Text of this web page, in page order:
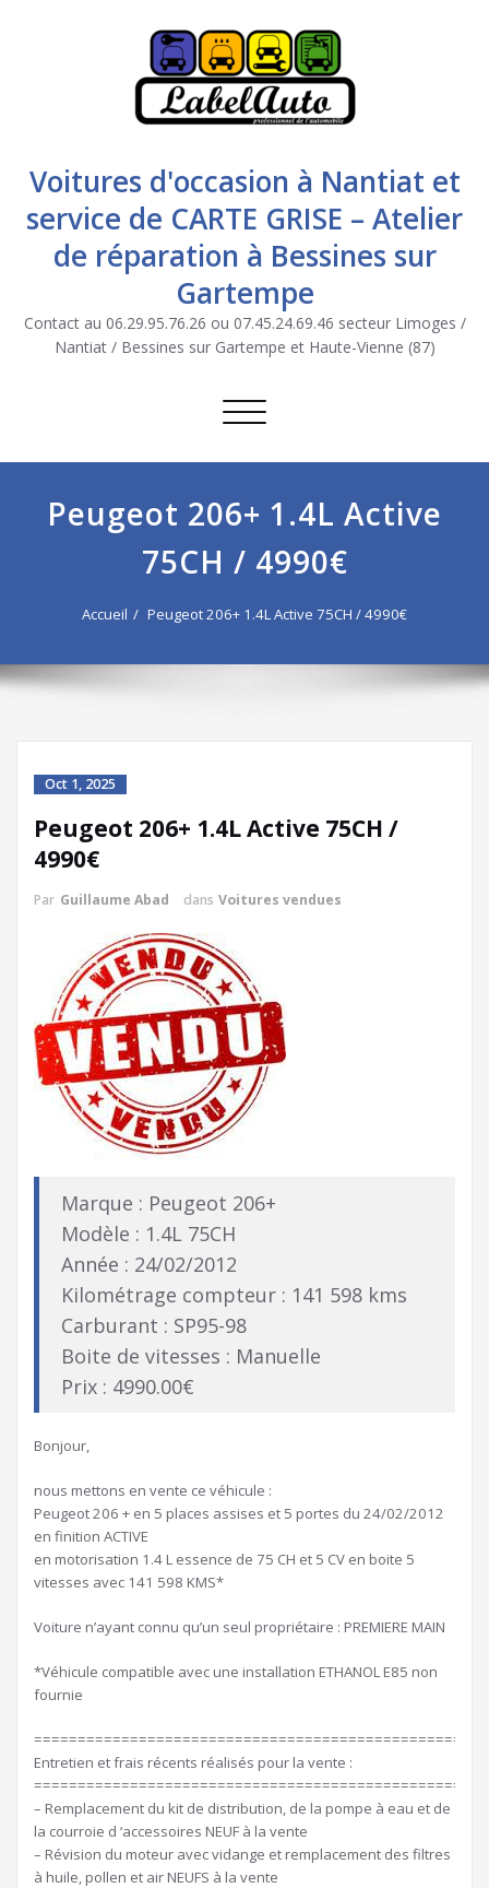
Voitures d'occasion à Nantiat et
service de CARTE GRISE – Atelier
de réparation à Bessines sur
Gartempe
Contact au 06.29.95.76.26 ou 07.45.24.69.46 secteur Limoges /
Nantiat / Bessines sur Gartempe et Haute-Vienne (87)
Afficher/masquer la navigation
Peugeot 206+ 1.4L Active
75CH / 4990€
Accueil Peugeot 206+ 1.4L Active 75CH / 4990€
Oct 1, 2025
Peugeot 206+ 1.4L Active 75CH /
4990€
Par Guillaume Abad dans Voitures vendues
Marque : Peugeot 206+
Modèle : 1.4L 75CH
Année : 24/02/2012
Kilométrage compteur : 141 598 kms
Carburant : SP95-98
Boite de vitesses : Manuelle
Prix : 4990.00€
Bonjour,
nous mettons en vente ce véhicule :
Peugeot 206 + en 5 places assises et 5 portes du 24/02/2012
en finition ACTIVE
en motorisation 1.4 L essence de 75 CH et 5 CV en boite 5
vitesses avec 141 598 KMS*
Voiture n’ayant connu qu’un seul propriétaire : PREMIERE MAIN
*Véhicule compatible avec une installation ETHANOL E85 non
fournie
Entretien et frais récents réalisés pour la vente :
– Remplacement du kit de distribution, de la pompe à eau et de
la courroie d ‘accessoires NEUF à la vente
– Révision du moteur avec vidange et remplacement des filtres
à huile, pollen et air NEUFS à la vente